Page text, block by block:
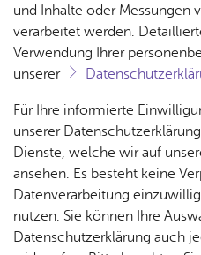
Über­sicht Bür­ger &
Rat­
haus &
Bür­
ger­
ser­vice
Rat­
häu­ser
Nach­
rich­
ten,
Vi­de­os
& Bil­
der
Me­di­
Jobs
Stel­
dung
Stu­di­
Ter­min spei­chern
- Der
Sonn­tag, 01.
Die Trommelsensation aus
und Inhalte oder Messungen
verarbeitet werden.
Verwendung Ihrer
unserer
Für Ihre informierte
unserer
Dienste, welche wir auf
ansehen. Es besteht keine
Datenverarbeitung
nutzen. Sie können Ihre
Datenschutzerklärung auch